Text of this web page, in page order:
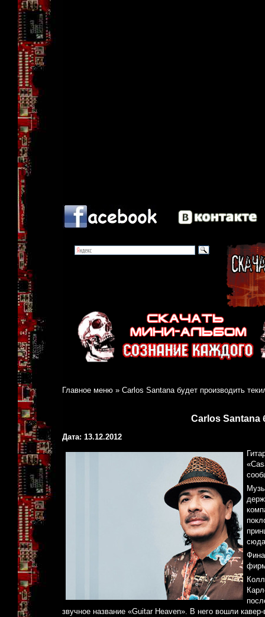
Главное меню » Carlos Santana будет производить
Carlos Santana
Дата: 13.12.2012
звучное название «Guitar Heaven». В него вошли